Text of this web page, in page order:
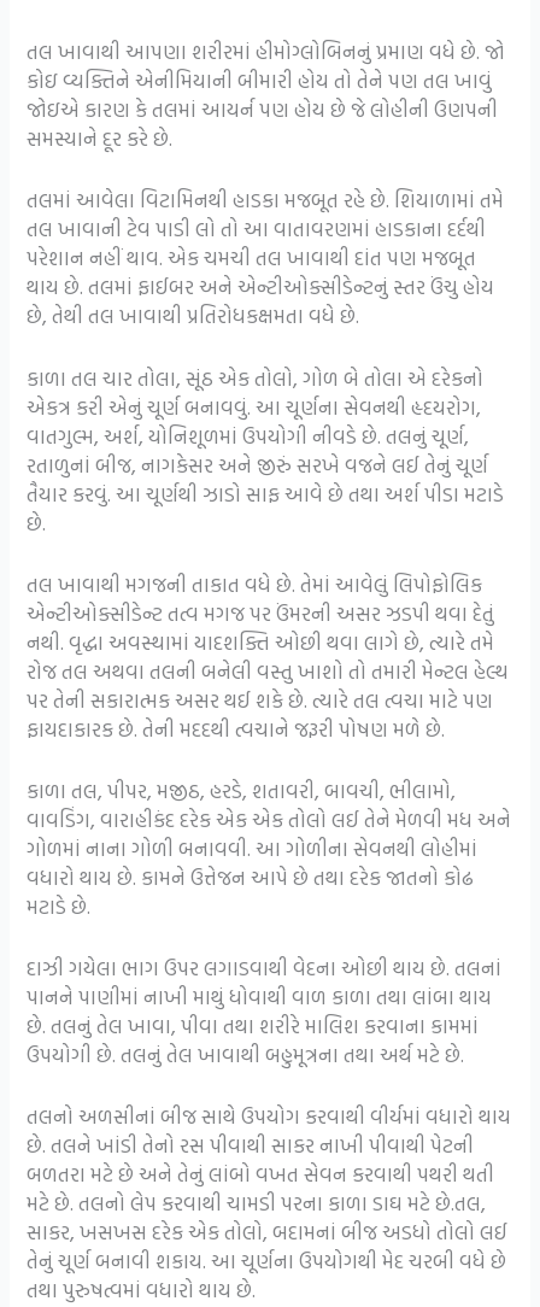
તલ ખાવાથી આપણા શરીરમાં હીમોગ્લોબિનનું પ્રમાણ વધે છે. જો
કોઇ વ્યક્તિને એનીમિયાની બીમારી હોય તો તેને પણ તલ ખાવું
જોઇએ કારણ કે તલમાં આયર્ન પણ હોય છે જે લોહીની ઉણપની
સમસ્યાને દૂર કરે છે.
તલમાં આવેલા વિટામિનથી હાડકા મજબૂત રહે છે. શિયાળામાં તમે
તલ ખાવાની ટેવ પાડી લો તો આ વાતાવરણમાં હાડકાના દર્દથી
પરેશાન નહીં થાવ. એક ચમચી તલ ખાવાથી દાંત પણ મજબૂત
થાય છે. તલમાં ફાઈબર અને એન્ટીઓક્સીડેન્ટનું સ્તર ઉંચુ હોય
છે, તેથી તલ ખાવાથી પ્રતિરોધકક્ષમતા વધે છે.
કાળા તલ ચાર તોલા, સૂંઠ એક તોલો, ગોળ બે તોલા એ દરેકનો
એકત્ર કરી એનું ચૂર્ણ બનાવવું. આ ચૂર્ણના સેવનથી હૃદયરોગ,
વાતગુલ્મ, અર્શ, યોનિશૂળમાં ઉપયોગી નીવડે છે. તલનું ચૂર્ણ,
રતાળુનાં બીજ, નાગકેસર અને જીરું સરખે વજને લઈ તેનું ચૂર્ણ
તૈયાર કરવું. આ ચૂર્ણથી ઝાડો સાફ આવે છે તથા અર્શ પીડા મટાડે
છે.
તલ ખાવાથી મગજની તાકાત વધે છે. તેમાં આવેલું લિપોફોલિક
એન્ટીઓક્સીડેન્ટ તત્વ મગજ પર ઉંમરની અસર ઝડપી થવા દેતું
નથી. વૃદ્ધા અવસ્થામાં યાદશક્તિ ઓછી થવા લાગે છે, ત્યારે તમે
રોજ તલ અથવા તલની બનેલી વસ્તુ ખાશો તો તમારી મેન્ટલ હેલ્થ
પર તેની સકારાત્મક અસર થઈ શકે છે. ત્યારે તલ ત્વચા માટે પણ
ફાયદાકારક છે. તેની મદદથી ત્વચાને જરૂરી પોષણ મળે છે.
કાળા તલ, પીપર, મજીઠ, હરડે, શતાવરી, બાવચી, ભીલામો,
વાવડિંગ, વારાહીકંદ દરેક એક એક તોલો લઈ તેને મેળવી મધ અને
ગોળમાં નાના ગોળી બનાવવી. આ ગોળીના સેવનથી લોહીમાં
વધારો થાય છે. કામને ઉત્તેજન આપે છે તથા દરેક જાતનો કોઢ
મટાડે છે.
દાઝી ગયેલા ભાગ ઉપર લગાડવાથી વેદના ઓછી થાય છે. તલનાં
પાનને પાણીમાં નાખી માથું ધોવાથી વાળ કાળા તથા લાંબા થાય
છે. તલનું તેલ ખાવા, પીવા તથા શરીરે માલિશ કરવાના કામમાં
ઉપયોગી છે. તલનું તેલ ખાવાથી બહુમૂત્રના તથા અર્થ મટે છે.
તલનો અળસીનાં બીજ સાથે ઉપયોગ કરવાથી વીર્યમાં વધારો થાય
છે. તલને ખાંડી તેનો રસ પીવાથી સાકર નાખી પીવાથી પેટની
બળતરા મટે છે અને તેનું લાંબો વખત સેવન કરવાથી પથરી થતી
મટે છે. તલનો લેપ કરવાથી ચામડી પરના કાળા ડાઘ મટે છે.તલ,
સાકર, ખસખસ દરેક એક તોલો, બદામનાં બીજ અડધો તોલો લઈ
તેનું ચૂર્ણ બનાવી શકાય. આ ચૂર્ણના ઉપયોગથી મેદ ચરબી વધે છે
તથા પુરુષત્વમાં વધારો થાય છે.